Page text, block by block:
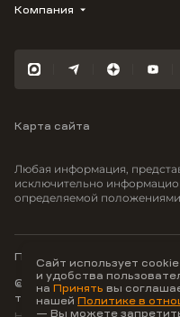
Флора
Отражение
Моретта
Вместе
Студию
3-комнатную
Трейд-ин
100% оплата
Компания
Карьера
Карта сайта
Любая информация,
исключительно
определяемой
© ООО Неоагентство, ИНН
тел.:+7 800 707-87-38
Политика
Сайт использует
и удобства
на Принять вы
нашей Политике в
— Вы можете